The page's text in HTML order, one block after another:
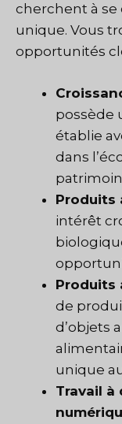
cherchent à
unique. Vous
opportunités
possède
établie
dans
Produits
intérêt
Produits
de
d’objets
unique
Travail à